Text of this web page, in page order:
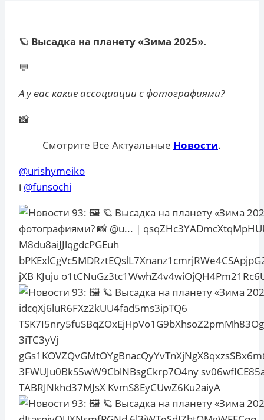
🪐 Высадка на планету «Зима 2025».
💬
А у вас какие ассоциации с фотографиями?
📸
Смотрите Все Актуальные Новости.
@urishymeiko
ℹ️ @funsochi